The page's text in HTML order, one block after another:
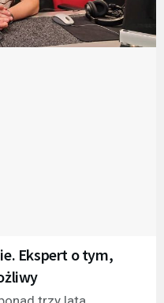
Ekspert o tym,